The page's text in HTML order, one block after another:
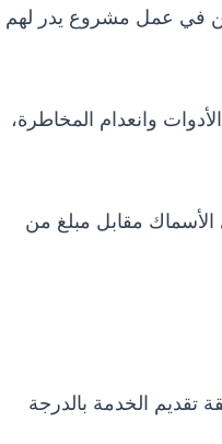
في عمل مشروع يدر لهم
وانعدام المخاطرة،
مقابل مبلغ من
الخدمة بالدرجة